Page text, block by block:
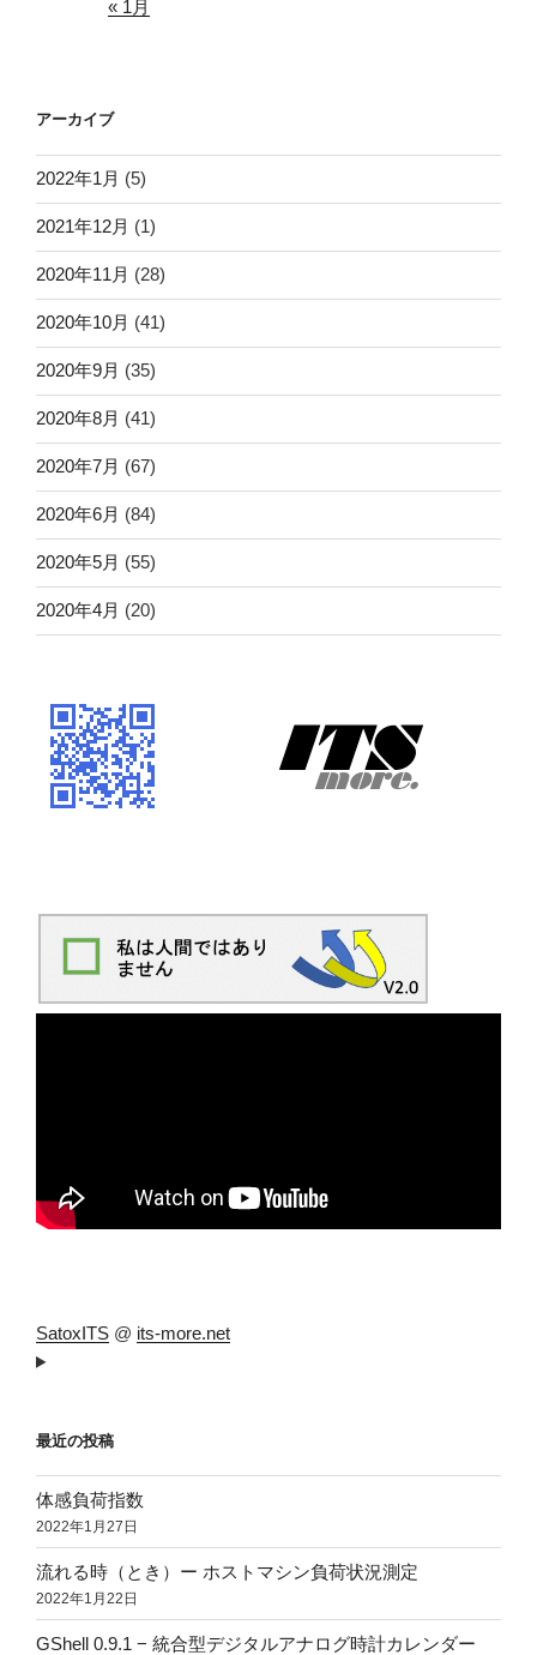
« 1月
アーカイブ
2022年1月 (5)
2021年12月 (1)
2020年11月 (28)
2020年10月 (41)
2020年9月 (35)
2020年8月 (41)
2020年7月 (67)
2020年6月 (84)
2020年5月 (55)
2020年4月 (20)
SatoxITS @ its-more.net
最近の投稿
体感負荷指数
2022年1月27日
流れる時（とき）ー ホストマシン負荷状況測定
2022年1月22日
GShell 0.9.1 − 統合型デジタルアナログ時計カレンダー